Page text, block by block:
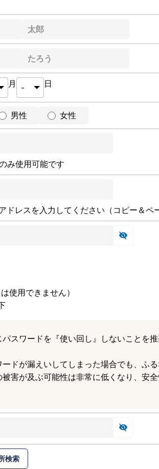
月 日
男性 女性
み使用可能です
ドレスを入力してください（コピー＆ペ
使用できません）
スワードを『使い回し』しないことを推
ドが漏えいしてしまった場合でも、ふ
害が及ぶ可能性は非常に低くなり、安